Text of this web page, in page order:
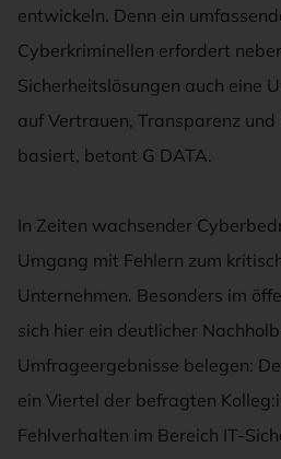
entwickeln. Denn ein
Cyberkriminellen erfordert
Sicherheitslösungen auch eine
auf Vertrauen, Transparenz
basiert, betont G DATA.
In Zeiten wachsender
Umgang mit Fehlern zum
Unternehmen. Besonders im
sich hier ein deutlicher
Umfrageergebnisse belegen:
ein Viertel der befragten
Fehlverhalten im Bereich IT-